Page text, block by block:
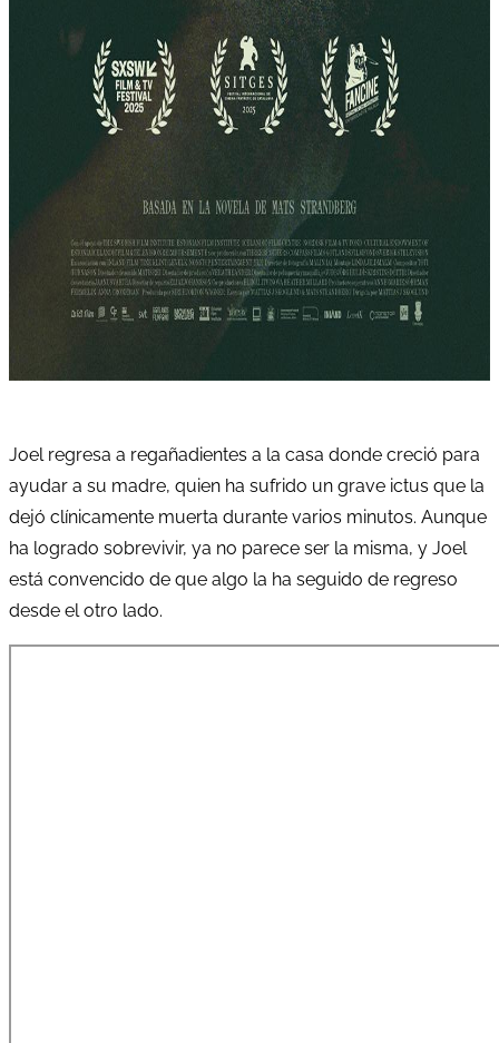
Joel regresa a regañadientes a la casa donde creció para
ayudar a su madre, quien ha sufrido un grave ictus que la
dejó clínicamente muerta durante varios minutos. Aunque
ha logrado sobrevivir, ya no parece ser la misma, y Joel
está convencido de que algo la ha seguido de regreso
desde el otro lado.